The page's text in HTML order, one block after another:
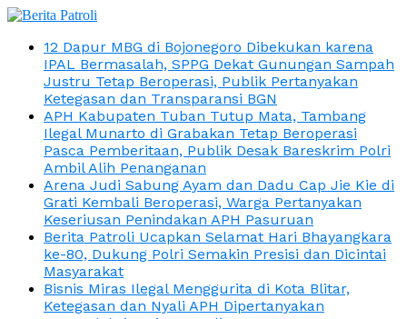
12 Dapur MBG di Bojonegoro Dibekukan karena
IPAL Bermasalah, SPPG Dekat Gunungan Sampah
Justru Tetap Beroperasi, Publik Pertanyakan
Ketegasan dan Transparansi BGN
APH Kabupaten Tuban Tutup Mata, Tambang
Ilegal Munarto di Grabakan Tetap Beroperasi
Pasca Pemberitaan, Publik Desak Bareskrim Polri
Ambil Alih Penanganan
Arena Judi Sabung Ayam dan Dadu Cap Jie Kie di
Grati Kembali Beroperasi, Warga Pertanyakan
Keseriusan Penindakan APH Pasuruan
Berita Patroli Ucapkan Selamat Hari Bhayangkara
ke-80, Dukung Polri Semakin Presisi dan Dicintai
Masyarakat
Bisnis Miras Ilegal Menggurita di Kota Blitar,
Ketegasan dan Nyali APH Dipertanyakan